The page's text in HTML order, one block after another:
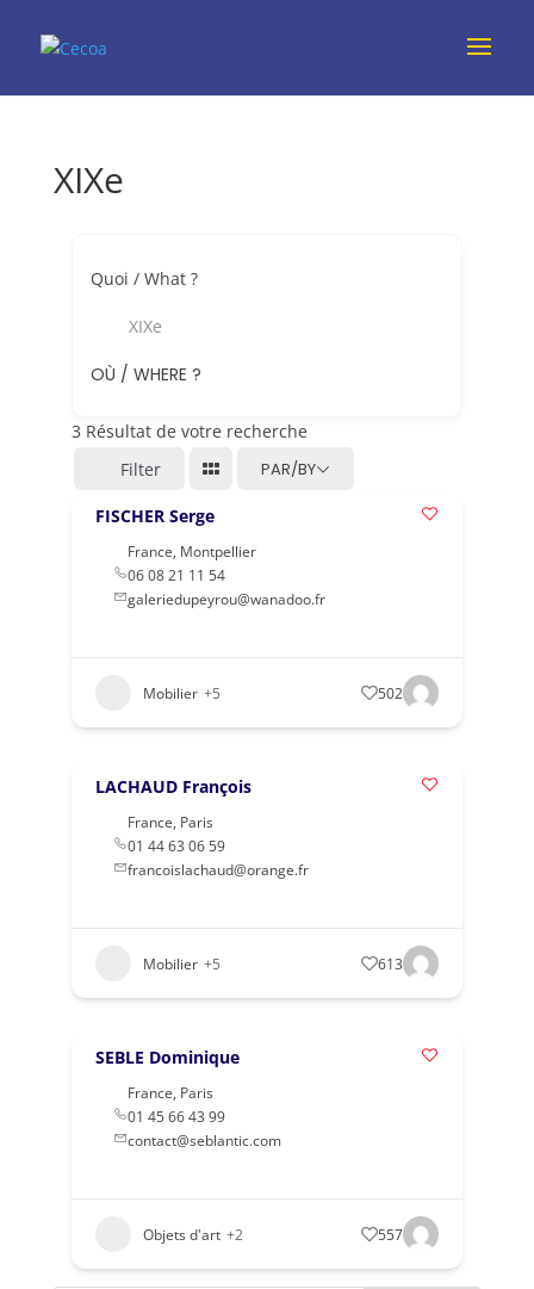
XIXe
Quoi / What ?
XIXe
OÙ / WHERE ?
3 Résultat de votre recherche
Filter
PAR/BY
FISCHER Serge
France, Montpellier
06 08 21 11 54
galeriedupeyrou@wanadoo.fr
Mobilier +5 502
LACHAUD François
France, Paris
01 44 63 06 59
francoislachaud@orange.fr
Mobilier +5 613
SEBLE Dominique
France, Paris
01 45 66 43 99
contact@seblantic.com
Objets d'art +2 557